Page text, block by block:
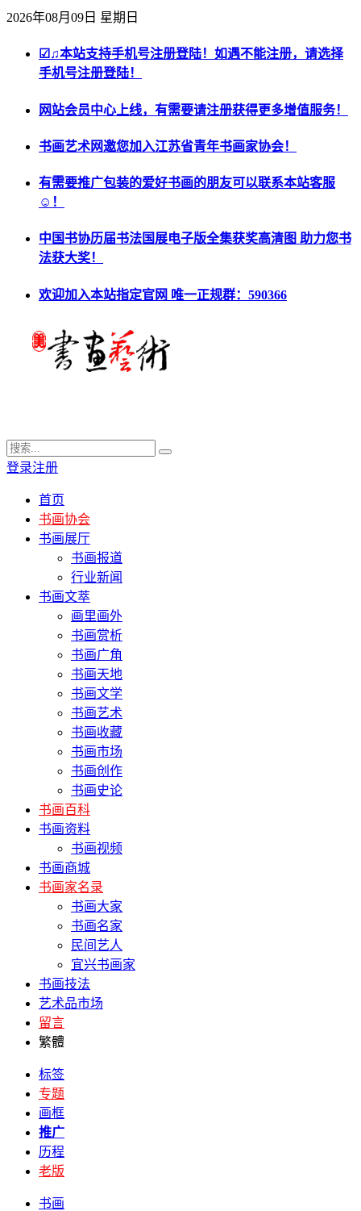
2026年08月09日 星期日
☑♫本站支持手机号注册登陆！如遇不能注册，请选择
手机号注册登陆！
网站会员中心上线，有需要请注册获得更多增值服务！
书画艺术网邀您加入江苏省青年书画家协会！
有需要推广包装的爱好书画的朋友可以联系本站客服
☺！
中国书协历届书法国展电子版全集获奖高清图 助力您书
法获大奖！
欢迎加入本站指定官网 唯一正规群：590366
登录注册
首页
书画协会
书画展厅
书画报道
行业新闻
书画文萃
画里画外
书画赏析
书画广角
书画天地
书画文学
书画艺术
书画收藏
书画市场
书画创作
书画史论
书画百科
书画资料
书画视频
书画商城
书画家名录
书画大家
书画名家
民间艺人
宜兴书画家
书画技法
艺术品市场
留言
繁體
标签
专题
画框
推广
历程
老版
书画